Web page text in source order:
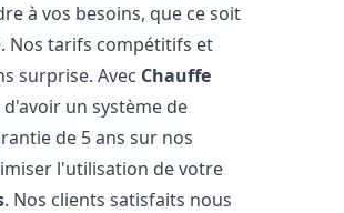
à vos besoins, que ce soit
Nos tarifs compétitifs et
surprise. Avec Chauffe
un système de
de 5 ans sur nos
l'utilisation de votre
. Nos clients satisfaits nous